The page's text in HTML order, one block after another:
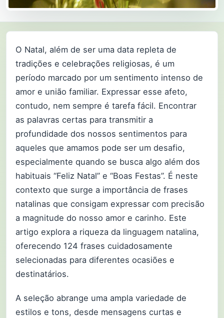
O Natal, além de ser uma data repleta de
tradições e celebrações religiosas, é um
período marcado por um sentimento intenso de
amor e união familiar. Expressar esse afeto,
contudo, nem sempre é tarefa fácil. Encontrar
as palavras certas para transmitir a
profundidade dos nossos sentimentos para
aqueles que amamos pode ser um desafio,
especialmente quando se busca algo além dos
habituais “Feliz Natal” e “Boas Festas”. É neste
contexto que surge a importância de frases
natalinas que consigam expressar com precisão
a magnitude do nosso amor e carinho. Este
artigo explora a riqueza da linguagem natalina,
oferecendo 124 frases cuidadosamente
selecionadas para diferentes ocasiões e
destinatários.
A seleção abrange uma ampla variedade de
estilos e tons, desde mensagens curtas e